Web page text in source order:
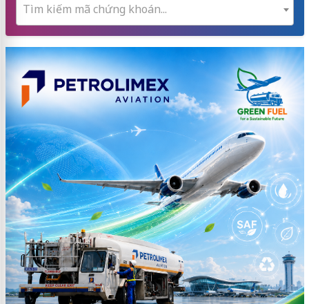
Tìm kiếm mã chứng khoán...